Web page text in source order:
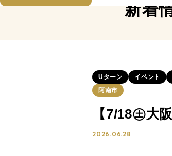
新着
Uターン イベント
阿南市
【7/18㊏大
2026.06.28